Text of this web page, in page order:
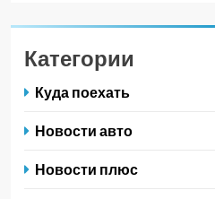
Категории
Куда поехать
Новости авто
Новости плюс